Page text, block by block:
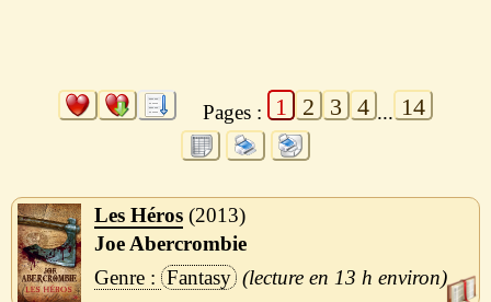
Pages : 1 2 3 4 ... 14
Les Héros 2013
Joe Abercrombie
Fantasy
13 h